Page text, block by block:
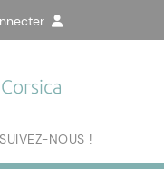
SUIVEZ-NOUS !